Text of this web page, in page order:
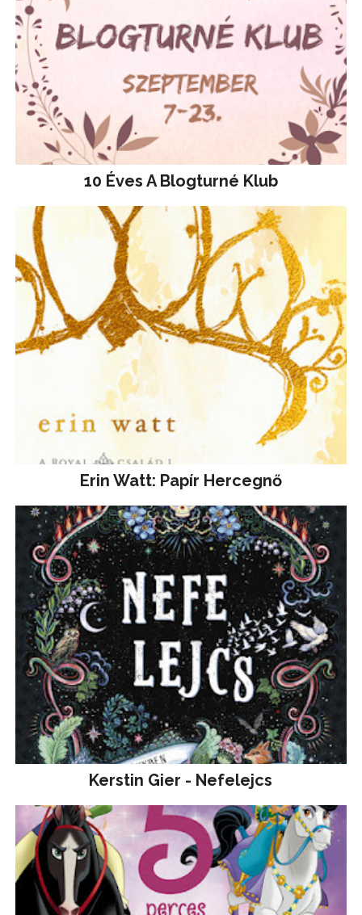
10 Éves A Blogturné Klub
Erin Watt: Papír Hercegnő
Kerstin Gier - Nefelejcs